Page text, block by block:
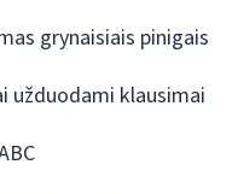
grynaisiais pinigais
užduodami klausimai